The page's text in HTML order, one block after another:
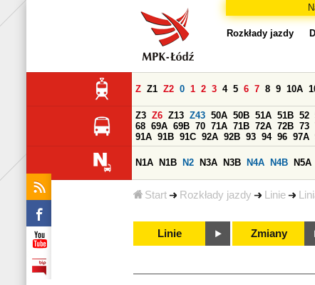
Start Rozkłady jazdy Linie
Rozkłady jazdy
Z Z1 Z2 0 1 2 3 4 5 6 7 8 9 10A
Z3 Z6 Z13 Z43 50A 50B 51A 51B 52
68 69A 69B 70 71A 71B 72A 72B 73
91A 91B 91C 92A 92B 93 94 96 97A
N1A N1B N2 N3A N3B N4A N4B N5A
Linie Zmiany